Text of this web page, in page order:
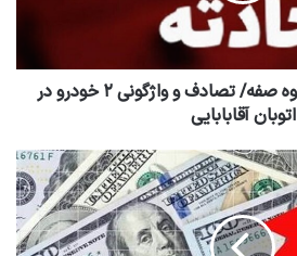
سقوط یک نوجوان از کوه صفه/ تصادف و واژگونی ۲ خودرو در
اتوبان آقابابایی